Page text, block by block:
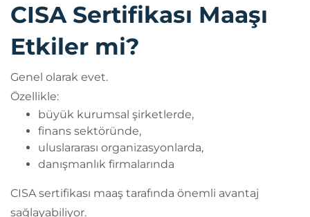
CISA Sertifikası Maaşı
Etkiler mi?
Genel olarak evet.
Özellikle:
büyük kurumsal şirketlerde,
finans sektöründe,
uluslararası organizasyonlarda,
danışmanlık firmalarında
CISA sertifikası maaş tarafında önemli avantaj
sağlayabiliyor.